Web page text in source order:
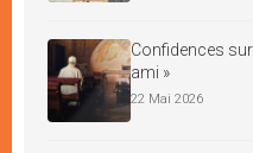
Confidences
ami »
22 Mai 2026